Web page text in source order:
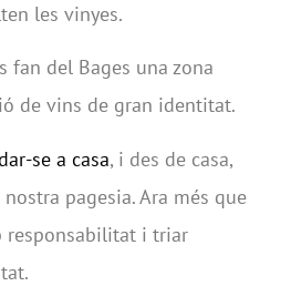
les vinyes.
fan del Bages una zona
de vins de gran identitat.
se a casa, i des de casa,
pagesia. Ara més que
responsabilitat i triar